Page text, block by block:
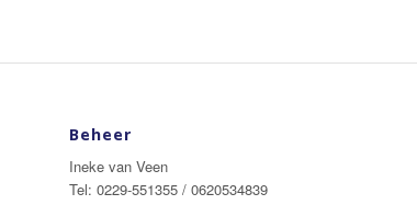
Beheer
Ineke van Veen
Tel: 0229-551355 / 0620534839